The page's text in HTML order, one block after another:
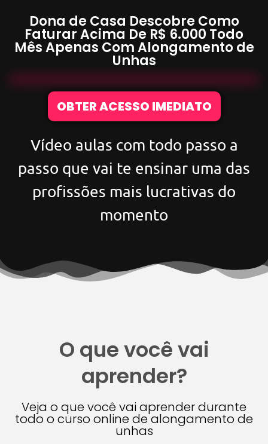
Dona de Casa Descobre Como
Faturar Acima De R$ 6.000 Todo
Mês Apenas ComAlongamento de
Unhas
OBTER ACESSO IMEDIATO
Vídeo aulas com todo passo a
passo que vai te ensinar uma das
profissões mais lucrativas do
momento
O que você vai
aprender?
Veja o que você vai aprender durante
todo o curso online de alongamento de
unhas